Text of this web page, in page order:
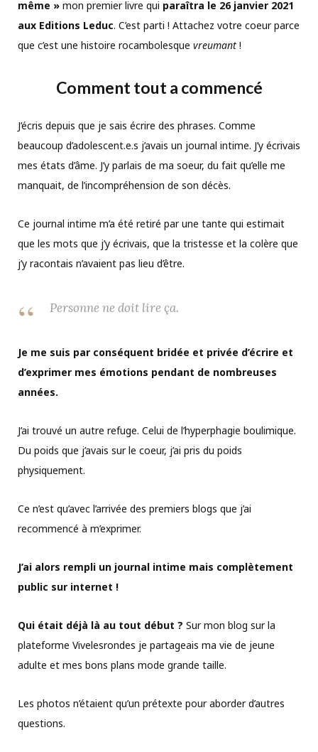
même » mon premier livre qui paraîtra le 26 janvier 2021
aux Editions Leduc. C’est parti ! Attachez votre coeur parce
que c’est une histoire rocambolesque vreumant !
Comment tout a commencé
J’écris depuis que je sais écrire des phrases. Comme
beaucoup d’adolescent.e.s j’avais un journal intime. J’y écrivais
mes états d’âme. J’y parlais de ma soeur, du fait qu’elle me
manquait, de l’incompréhension de son décès.
Ce journal intime m’a été retiré par une tante qui estimait
que les mots que j’y écrivais, que la tristesse et la colère que
j’y racontais n’avaient pas lieu d’être.
Personne ne doit lire ça.
Je me suis par conséquent bridée et privée d’écrire et
d’exprimer mes émotions pendant de nombreuses
années.
J’ai trouvé un autre refuge. Celui de l’hyperphagie boulimique.
Du poids que j’avais sur le coeur, j’ai pris du poids
physiquement.
Ce n’est qu’avec l’arrivée des premiers blogs que j’ai
recommencé à m’exprimer.
J’ai alors rempli un journal intime mais complètement
public sur internet !
Qui était déjà là au tout début ? Sur mon blog sur la
plateforme Vivelesrondes je partageais ma vie de jeune
adulte et mes bons plans mode grande taille.
Les photos n’étaient qu’un prétexte pour aborder d’autres
questions.